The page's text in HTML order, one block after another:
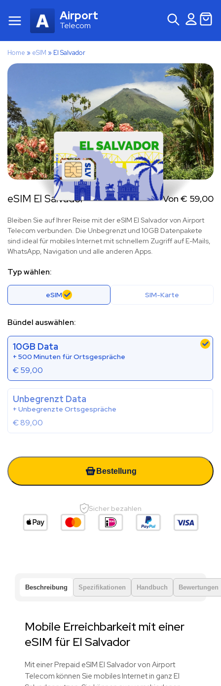
Airport
Telecom
Home » eSIM » El Salvador
eSIM El Salvador Von € 59,00
Bleiben Sie auf Ihrer Reise mit der eSIM El Salvador von Airport
Telecom verbunden. Die Unbegrenzt und 10GB Datenpakete
sind ideal für mobiles Internet mit schnellem Zugriff auf E-Mails,
WhatsApp, Navigation und alle anderen Apps.
Typ wählen:
eSIM SIM-Karte
Bündel auswählen:
10GB Data
+ 500 Minuten für Ortsgespräche
€59,00
Unbegrenzt Data
+ Unbegrenzte Ortsgespräche
€89,00
Bestellung
Sicher bezahlen
Beschreibung Spezifikationen Handbuch Bewertungen
Mobile Erreichbarkeit mit einer
eSIM für El Salvador
Mit einer Prepaid eSIM El Salvador von Airport
Telecom können Sie mobiles Internet in ganz El